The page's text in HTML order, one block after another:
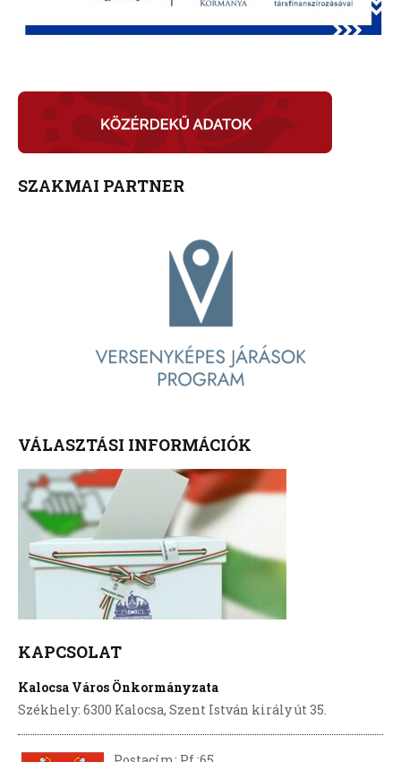
SZAKMAI PARTNER
VÁLASZTÁSI INFORMÁCIÓK
KAPCSOLAT
Kalocsa Város Önkormányzata
Székhely: 6300 Kalocsa, Szent István király út 35.